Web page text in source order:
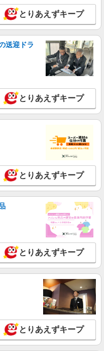
＊来社不要
詳細を見る
3営業部
〜228,900円 ※経験などによ
桜区
詳細を見る
い方必見！未経験でも日収
手
円 ＜日払い有/週払い有/交
代含む)＞
詳細を見る
すぎて全私が泣いた≫看護助
代含む)＞
交通費全額支給♪
とりあえずキープ
送迎ドラ
とりあえずキープ
とりあえずキープ
とりあえずキープ
とりあえずキープ